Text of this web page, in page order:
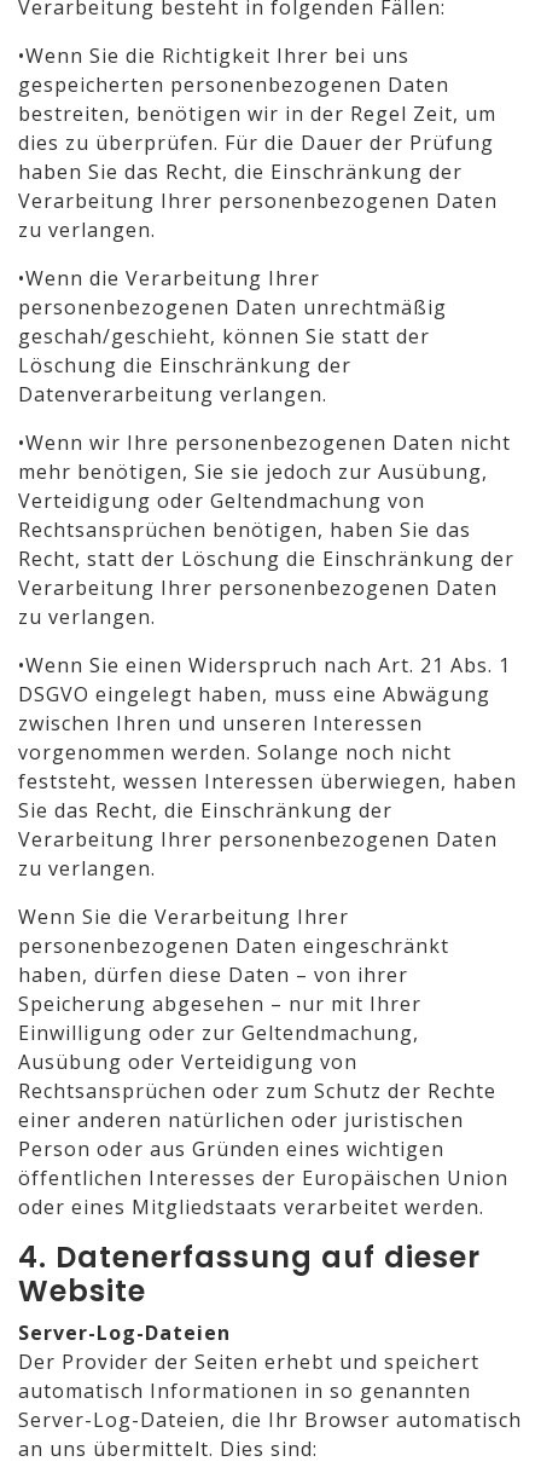
Verarbeitung besteht in folgenden Fällen:
•Wenn Sie die Richtigkeit Ihrer bei uns
gespeicherten personenbezogenen Daten
bestreiten, benötigen wir in der Regel Zeit, um
dies zu überprüfen. Für die Dauer der Prüfung
haben Sie das Recht, die Einschränkung der
Verarbeitung Ihrer personenbezogenen Daten
zu verlangen.
•Wenn die Verarbeitung Ihrer
personenbezogenen Daten unrechtmäßig
geschah/geschieht, können Sie statt der
Löschung die Einschränkung der
Datenverarbeitung verlangen.
•Wenn wir Ihre personenbezogenen Daten nicht
mehr benötigen, Sie sie jedoch zur Ausübung,
Verteidigung oder Geltendmachung von
Rechtsansprüchen benötigen, haben Sie das
Recht, statt der Löschung die Einschränkung der
Verarbeitung Ihrer personenbezogenen Daten
zu verlangen.
•Wenn Sie einen Widerspruch nach Art. 21 Abs. 1
DSGVO eingelegt haben, muss eine Abwägung
zwischen Ihren und unseren Interessen
vorgenommen werden. Solange noch nicht
feststeht, wessen Interessen überwiegen, haben
Sie das Recht, die Einschränkung der
Verarbeitung Ihrer personenbezogenen Daten
zu verlangen.
Wenn Sie die Verarbeitung Ihrer
personenbezogenen Daten eingeschränkt
haben, dürfen diese Daten – von ihrer
Speicherung abgesehen – nur mit Ihrer
Einwilligung oder zur Geltendmachung,
Ausübung oder Verteidigung von
Rechtsansprüchen oder zum Schutz der Rechte
einer anderen natürlichen oder juristischen
Person oder aus Gründen eines wichtigen
öffentlichen Interesses der Europäischen Union
oder eines Mitgliedstaats verarbeitet werden.
4. Datenerfassung auf dieser
Website
Server-Log-Dateien
Der Provider der Seiten erhebt und speichert
automatisch Informationen in so genannten
Server-Log-Dateien, die Ihr Browser automatisch
an uns übermittelt. Dies sind: